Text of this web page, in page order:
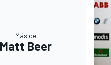
Más de
Matt Beer